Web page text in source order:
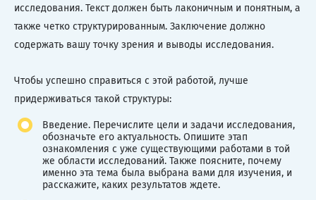
исследования. Текст должен быть лаконичным и понятным, а
также четко структурированным. Заключение должно
содержать вашу точку зрения и выводы исследования.
Чтобы успешно справиться с этой работой, лучше
придерживаться такой структуры:
Введение. Перечислите цели и задачи исследования,
обозначьте его актуальность. Опишите этап
ознакомления с уже существующими работами в той
же области исследований. Также поясните, почему
именно эта тема была выбрана вами для изучения, и
расскажите, каких результатов ждете.